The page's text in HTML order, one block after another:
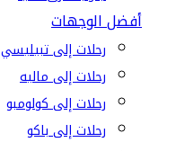
أفضل الوجهات
رحلات إلى تبيليسي
رحلات إلى ماليه
رحلات إلى كولومبو
رحلات إلى باكو